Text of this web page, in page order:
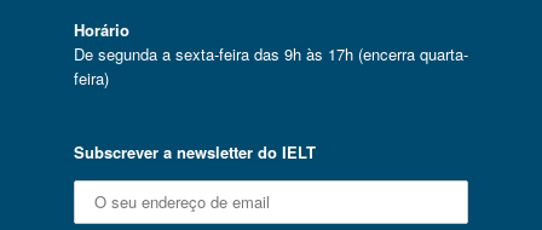
Horário
De segunda a sexta-feira das 9h às 17h (encerra quarta-
feira)
Subscrever a newsletter do IELT